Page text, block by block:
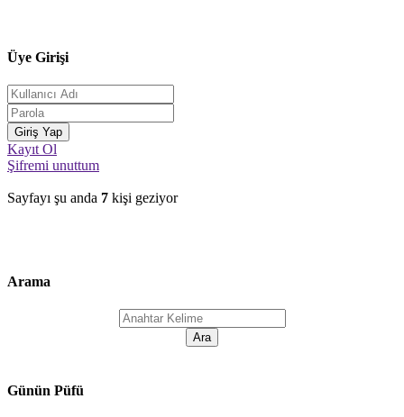
Üye Girişi
Kayıt Ol
Şifremi unuttum
Sayfayı şu anda 7 kişi geziyor
Arama
Günün Püfü